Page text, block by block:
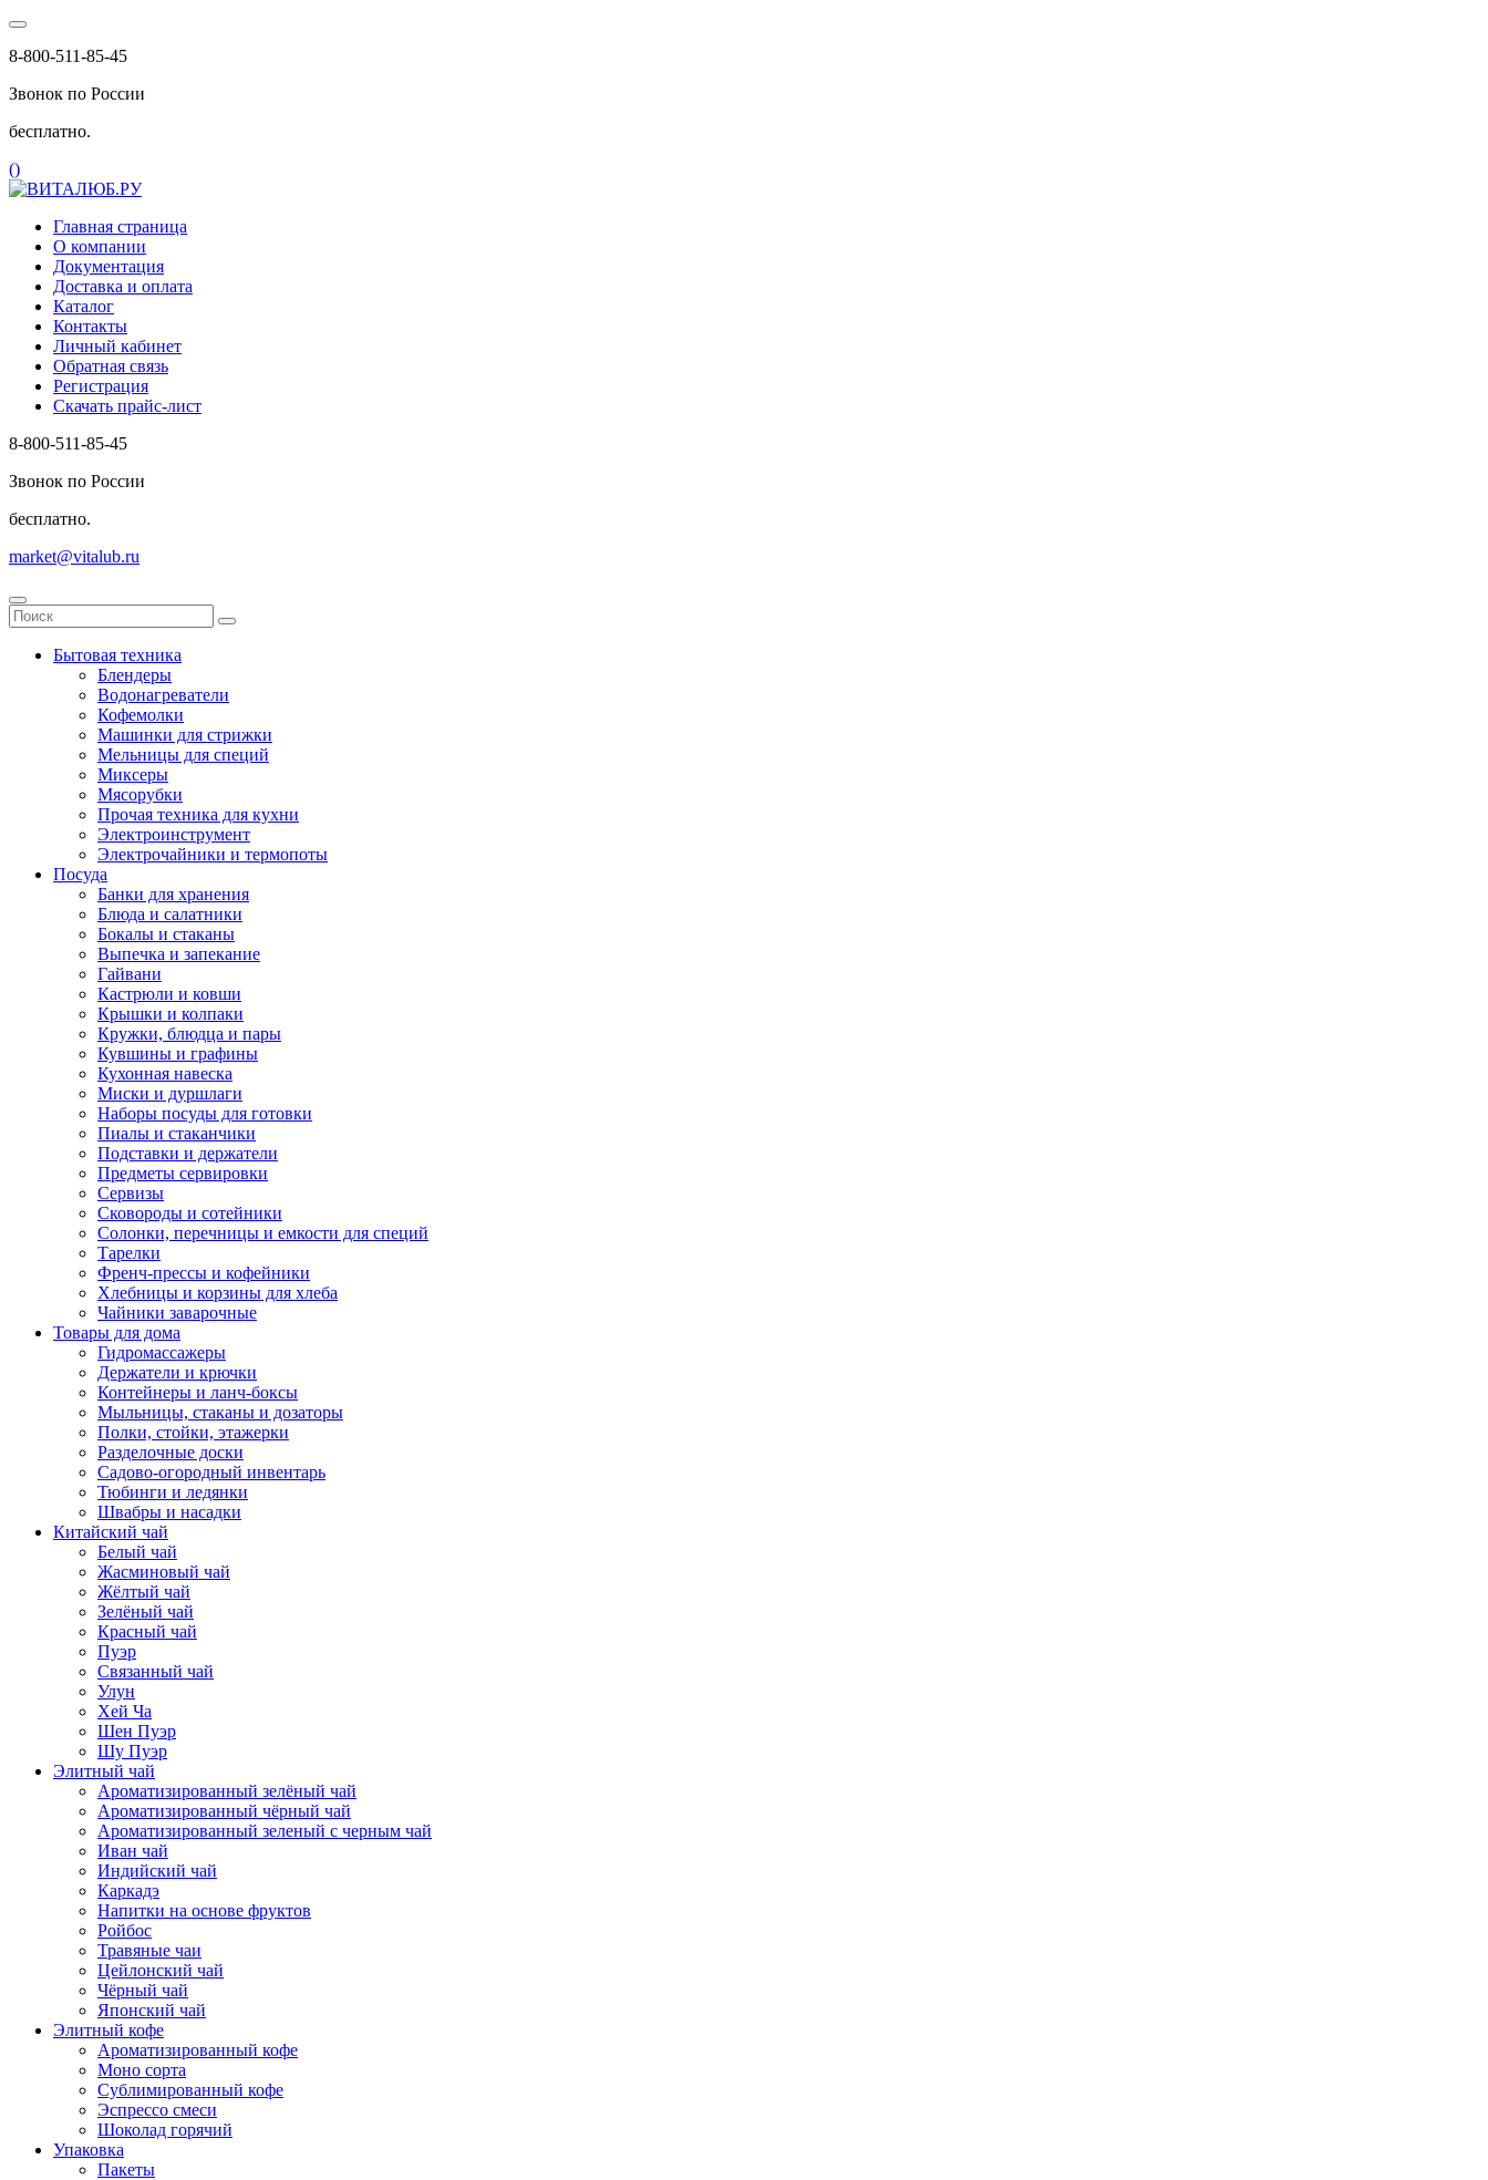
8-800-511-85-45
Звонок по России
бесплатно.
()
Главная страница
О компании
Документация
Доставка и оплата
Каталог
Контакты
Личный кабинет
Обратная связь
Регистрация
Скачать прайс-лист
8-800-511-85-45
Звонок по России
бесплатно.
market@vitalub.ru
Бытовая техника
Блендеры
Водонагреватели
Кофемолки
Машинки для стрижки
Мельницы для специй
Миксеры
Мясорубки
Прочая техника для кухни
Электроинструмент
Электрочайники и термопоты
Посуда
Банки для хранения
Блюда и салатники
Бокалы и стаканы
Выпечка и запекание
Гайвани
Кастрюли и ковши
Крышки и колпаки
Кружки, блюдца и пары
Кувшины и графины
Кухонная навеска
Миски и дуршлаги
Наборы посуды для готовки
Пиалы и стаканчики
Подставки и держатели
Предметы сервировки
Сервизы
Сковороды и сотейники
Солонки, перечницы и емкости для специй
Тарелки
Френч-прессы и кофейники
Хлебницы и корзины для хлеба
Чайники заварочные
Товары для дома
Гидромассажеры
Держатели и крючки
Контейнеры и ланч-боксы
Мыльницы, стаканы и дозаторы
Полки, стойки, этажерки
Разделочные доски
Садово-огородный инвентарь
Тюбинги и ледянки
Швабры и насадки
Китайский чай
Белый чай
Жасминовый чай
Жёлтый чай
Зелёный чай
Красный чай
Пуэр
Связанный чай
Улун
Хей Ча
Шен Пуэр
Шу Пуэр
Элитный чай
Ароматизированный зелёный чай
Ароматизированный чёрный чай
Ароматизированный зеленый с черным чай
Иван чай
Индийский чай
Каркадэ
Напитки на основе фруктов
Ройбос
Травяные чаи
Цейлонский чай
Чёрный чай
Японский чай
Элитный кофе
Ароматизированный кофе
Моно сорта
Сублимированный кофе
Эспрессо смеси
Шоколад горячий
Упаковка
Пакеты